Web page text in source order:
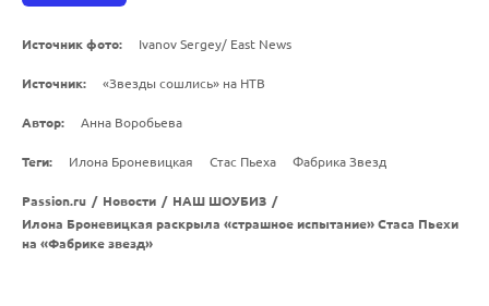
Источник фото: Ivanov Sergey/ East News
Источник: «Звезды сошлись» на НТВ
Автор: Анна Воробьева
Теги: Илона Броневицкая Стас Пьеха Фабрика Звезд
Passion.ru / Новости / НАШ ШОУБИЗ /
Илона Броневицкая раскрыла «страшное испытание» Стаса Пьехи
на «Фабрике звезд»